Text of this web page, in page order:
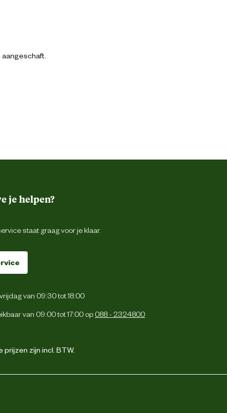
je helpen?
staat graag voor je klaar.
van 09:30 tot 18:00
van 09:00 tot 17:00 op 088 - 2324800
zijn incl. BTW.